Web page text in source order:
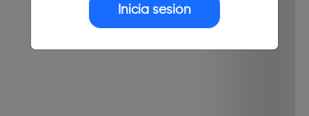
Inicia sesión